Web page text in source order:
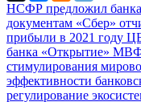
НСФР предложил
документам «Сбер»
прибыли в 2021 году
банка «Открытие» МВФ
стимулирования
эффективности
регулирование